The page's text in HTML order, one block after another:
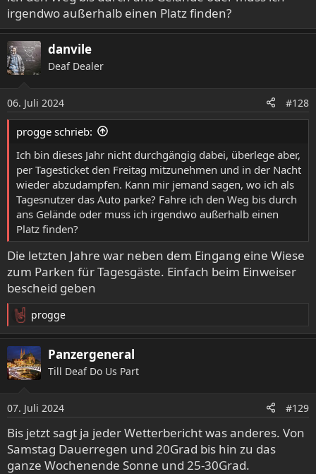
irgendwo außerhalb einen Platz finden?
danvile
Deaf Dealer
06. Juli 2024 #128
progge schrieb:
Ich bin dieses Jahr nicht durchgängig dabei, überlege aber,
per Tagesticket den Freitag mitzunehmen und in der Nacht
wieder abzudampfen. Kann mir jemand sagen, wo ich als
Tagesnutzer das Auto parke? Fahre ich den Weg bis durch
ans Gelände oder muss ich irgendwo außerhalb einen
Platz finden?
Die letzten Jahre war neben dem Eingang eine Wiese
zum Parken für Tagesgäste. Einfach beim Einweiser
bescheid geben
R
e
a
k
t
n
e
n
:
progge
Panzergeneral
Till Deaf Do Us Part
07. Juli 2024 #129
Bis jetzt sagt ja jeder Wetterbericht was anderes. Von
Samstag Dauerregen und 20Grad bis hin zu das
ganze Wochenende Sonne und 25-30Grad.